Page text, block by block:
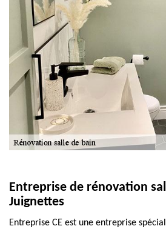
Entreprise de rénovation
Juignettes
Entreprise CE est une entreprise